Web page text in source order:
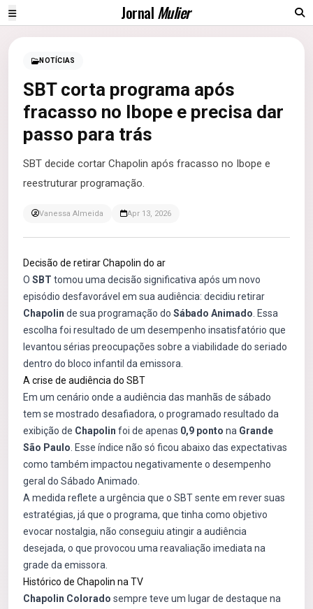
JornalMulier
NOTÍCIAS
SBT corta programa após
fracasso no Ibope e precisa dar
passo para trás
SBT decide cortar Chapolin após fracasso no Ibope e
reestruturar programação.
Vanessa Almeida Apr 13, 2026
Decisão de retirar Chapolin do ar
O SBT tomou uma decisão significativa após um novo
episódio desfavorável em sua audiência: decidiu retirar
Chapolin de sua programação do Sábado Animado . Essa
escolha foi resultado de um desempenho insatisfatório que
levantou sérias preocupações sobre a viabilidade do seriado
dentro do bloco infantil da emissora.
A crise de audiência do SBT
Em um cenário onde a audiência das manhãs de sábado
tem se mostrado desafiadora, o programado resultado da
exibição de Chapolin foi de apenas 0,9 ponto na Grande
São Paulo . Esse índice não só ficou abaixo das expectativas
como também impactou negativamente o desempenho
geral do Sábado Animado.
A medida reflete a urgência que o SBT sente em rever suas
estratégias, já que o programa, que tinha como objetivo
evocar nostalgia, não conseguiu atingir a audiência
desejada, o que provocou uma reavaliação imediata na
grade da emissora.
Histórico de Chapolin na TV
Chapolin Colorado sempre teve um lugar de destaque na